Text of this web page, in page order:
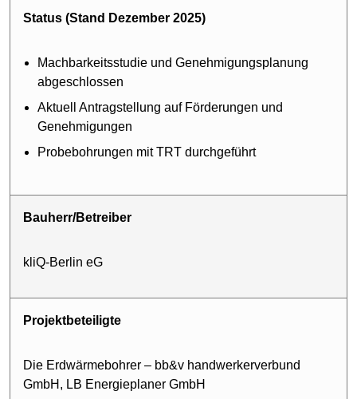
Status (Stand Dezember 2025)
Machbarkeitsstudie und Genehmigungsplanung
abgeschlossen
Aktuell Antragstellung auf Förderungen und
Genehmigungen
Probebohrungen mit TRT durchgeführt
Bauherr/Betreiber
kliQ-Berlin eG
Projektbeteiligte
Die Erdwärmebohrer – bb&v handwerkerverbund
GmbH, LB Energieplaner GmbH